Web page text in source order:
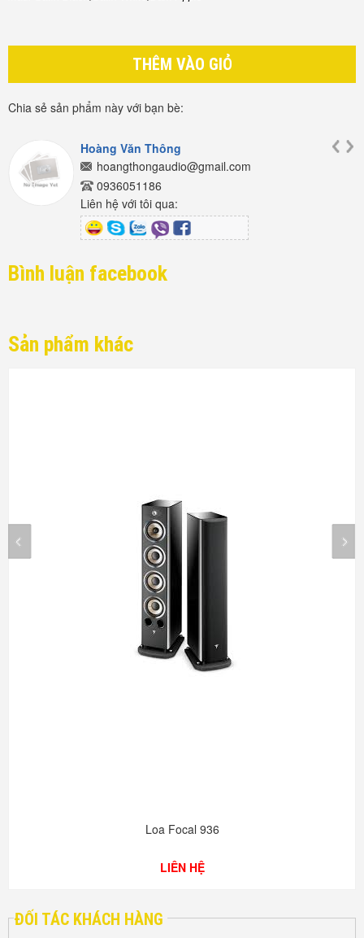
THÊM VÀO GIỎ
Chia sẻ sản phẩm này với bạn bè:
Hoàng Văn Thông
hoangthongaudio@gmail.com
0936051186
Liên hệ với tôi qua:
Bình luận facebook
Sản phẩm khác
Loa Focal 936
LIÊN HỆ
ĐỐI TÁC KHÁCH HÀNG